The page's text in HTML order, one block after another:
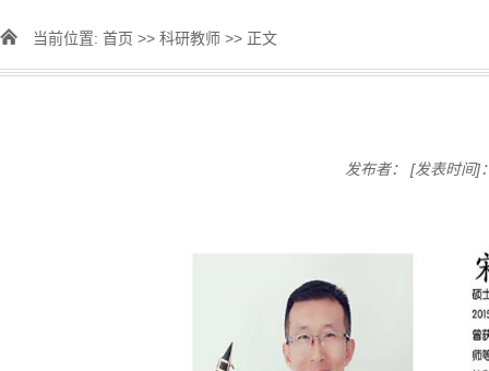
当前位置: 首页 >> 科研教师 >> 正文
发布者： [发表时间]